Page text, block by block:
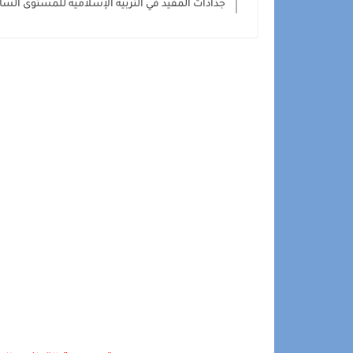
جذاذات المفيد في التربية الإسلامية للمستوى